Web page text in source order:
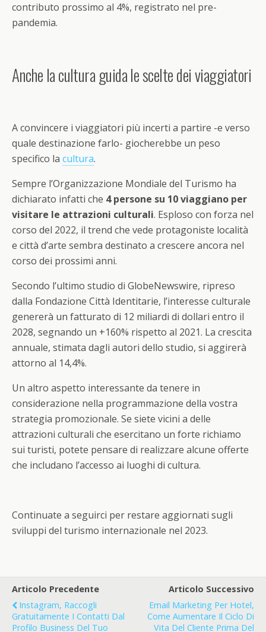
contributo prossimo al 4%, registrato nel pre-
pandemia.
Anche la cultura guida le scelte dei viaggiatori
A convincere i viaggiatori più incerti a partire -e verso
quale destinazione farlo- giocherebbe un peso
specifico la cultura.
Sempre l’Organizzazione Mondiale del Turismo ha
dichiarato infatti che 4 persone su 10 viaggiano per
visitare le attrazioni culturali. Esploso con forza nel
corso del 2022, il trend che vede protagoniste località
e città d’arte sembra destinato a crescere ancora nel
corso dei prossimi anni.
Secondo l’ultimo studio di GlobeNewswire, ripreso
dalla Fondazione Città Identitarie, l’interesse culturale
genererà un fatturato di 12 miliardi di dollari entro il
2028, segnando un +160% rispetto al 2021. La crescita
annuale, stimata dagli autori dello studio, si aggirerà
attorno al 14,4%.
Un altro aspetto interessante da tenere in
considerazione nella programmazione della vostra
strategia promozionale. Se siete vicini a delle
attrazioni culturali che esercitano un forte richiamo
sui turisti, potete pensare di realizzare alcune offerte
che includano l’accesso ai luoghi di cultura.
Continuate a seguirci per restare aggiornati sugli
sviluppi del turismo internazionale nel 2023.
Articolo Precedente
Instagram, Raccogli
Gratuitamente I Contatti Dal
Profilo Business Del Tuo
Articolo Successivo
Email Marketing Per Hotel,
Come Aumentare Il Ciclo Di
Vita Del Cliente Prima Del